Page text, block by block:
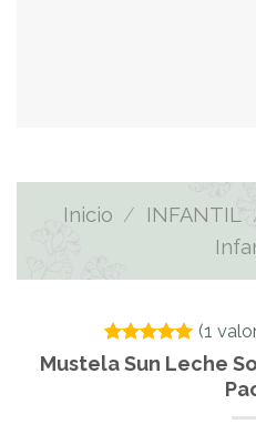
Inicio / INFANTIL
Valorado
con5.00
1
(1
Mustela Sun Leche